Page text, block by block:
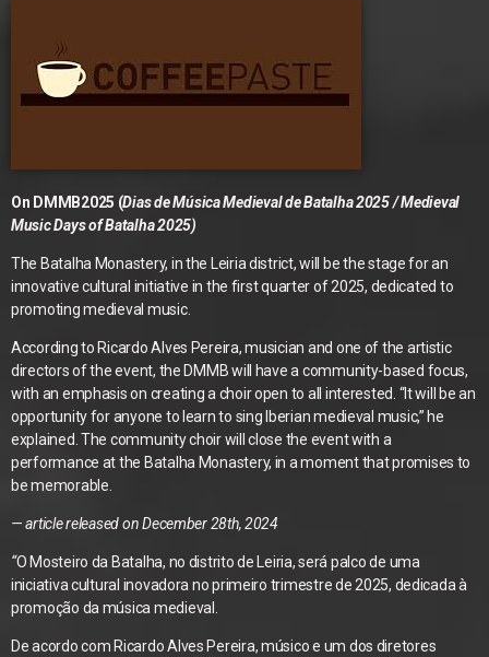
On DMMB2025 (Dias de Música Medieval de Batalha 2025 / Medieval
Music Days of Batalha 2025)
The Batalha Monastery, in the Leiria district, will be the stage for an
innovative cultural initiative in the first quarter of 2025, dedicated to
promoting medieval music.
According to Ricardo Alves Pereira, musician and one of the artistic
directors of the event, the DMMB will have a community-based focus,
with an emphasis on creating a choir open to all interested. “It will be an
opportunity for anyone to learn to sing Iberian medieval music,” he
explained. The community choir will close the event with a
performance at the Batalha Monastery, in a moment that promises to
be memorable.
— article released on December 28th, 2024
“O Mosteiro da Batalha, no distrito de Leiria, será palco de uma
iniciativa cultural inovadora no primeiro trimestre de 2025, dedicada à
promoção da música medieval.
De acordo com Ricardo Alves Pereira, músico e um dos diretores